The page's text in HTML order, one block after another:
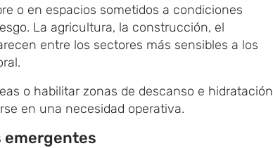
o en espacios sometidos a condiciones
La agricultura, la construcción, el
entre los sectores más sensibles a los
o habilitar zonas de descanso e hidratación
en una necesidad operativa.
emergentes